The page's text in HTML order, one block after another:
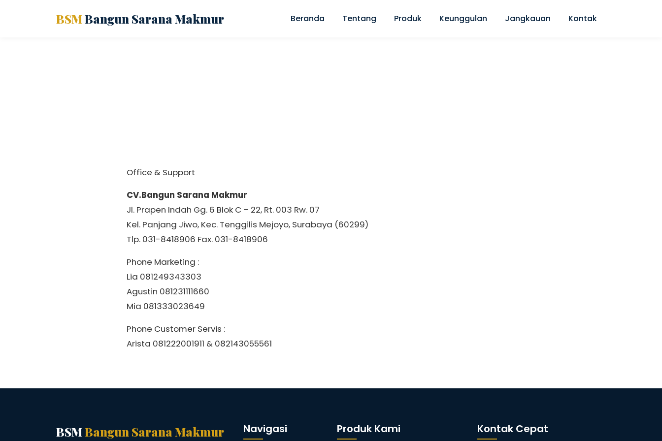
BSMBangun Sarana Makmur Beranda Tentang Produk Keunggulan Jangkauan Kontak
Office & Support
CV.Bangun Sarana Makmur
Jl. Prapen Indah Gg. 6 Blok C – 22, Rt. 003 Rw. 07
Kel. Panjang Jiwo, Kec. Tenggilis Mejoyo, Surabaya (60299)
Tlp. 031-8418906 Fax. 031-8418906
Phone Marketing :
Lia 081249343303
Agustin 081231111660
Mia 081333023649
Phone Customer Servis :
Arista 081222001911 & 082143055561
BSMBangun Sarana Makmur Navigasi Produk Kami Kontak Cepat